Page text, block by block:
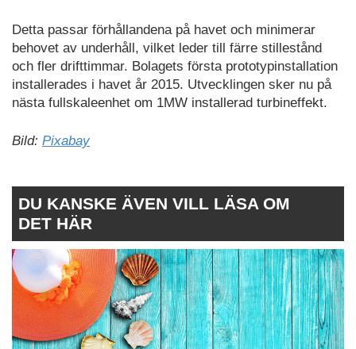
Detta passar förhållandena på havet och minimerar
behovet av underhåll, vilket leder till färre stillestånd
och fler drifttimmar. Bolagets första prototypinstallation
installerades i havet år 2015. Utvecklingen sker nu på
nästa fullskaleenhet om 1MW installerad turbineffekt.
Bild: Pixabay
DU KANSKE ÄVEN VILL LÄSA OM
DET HÄR